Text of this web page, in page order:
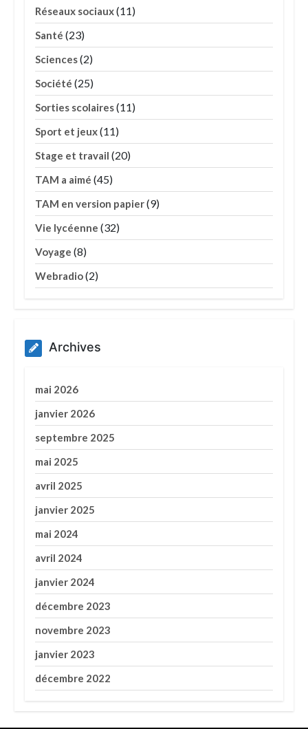
Réseaux sociaux(11)
Santé (23)
Sciences(2)
Société (25)
Sorties scolaires(11)
Sport et jeux(11)
Stage et travail (20)
TAM a aimé (45)
TAM en version papier(9)
Vie lycéenne (32)
Voyage (8)
Webradio(2)
Archives
mai 2026
janvier 2026
septembre 2025
mai 2025
avril 2025
janvier 2025
mai 2024
avril 2024
janvier 2024
décembre 2023
novembre 2023
janvier 2023
décembre 2022